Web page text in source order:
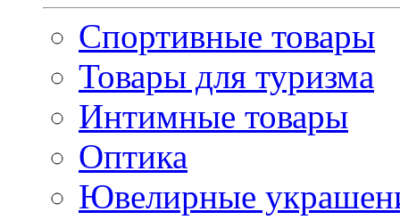
Спортивные товары
Товары для туризма
Интимные товары
Оптика
Ювелирные